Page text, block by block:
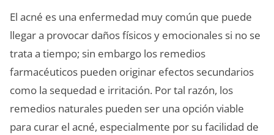
El acné es una enfermedad muy común que puede
llegar a provocar daños físicos y emocionales si no se
trata a tiempo; sin embargo los remedios
farmacéuticos pueden originar efectos secundarios
como la sequedad e irritación. Por tal razón, los
remedios naturales pueden ser una opción viable
para curar el acné, especialmente por su facilidad de